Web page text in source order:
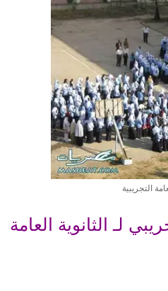
التجريبية
لـ الثانوية العامة